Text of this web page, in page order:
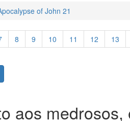
of John 21
8 9 10 11 12 13
aos